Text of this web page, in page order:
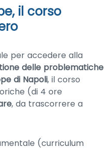
il corso
per accedere alla
delle problematiche
di Napoli, il corso
(di 4 ore
, da trascorrere a
(curriculum